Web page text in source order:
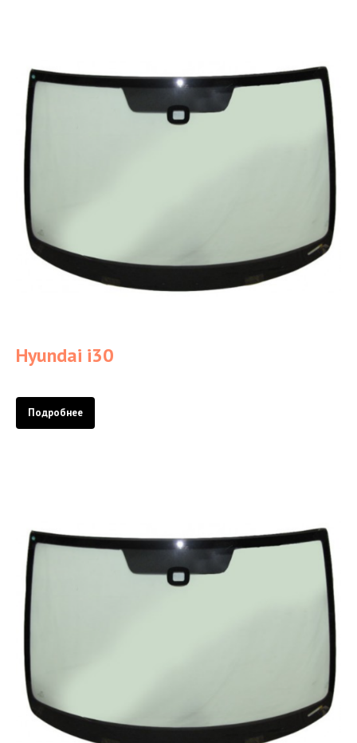
Hyundai i30
Подробнее